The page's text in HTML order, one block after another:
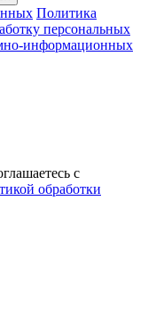
Политика
персональных
информационных
с
обработки